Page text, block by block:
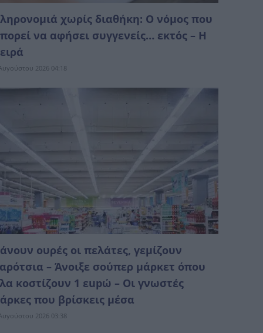
χωρίς διαθήκη: Ο νόμος που
να αφήσει συγγενείς… εκτός – Η
2026 04:18
ουρές οι πελάτες, γεμίζουν
– Άνοιξε σούπερ μάρκετ όπου
κοστίζουν 1 εupώ – Οι γνωστές
που βρίσκεις μέσα
2026 03:38